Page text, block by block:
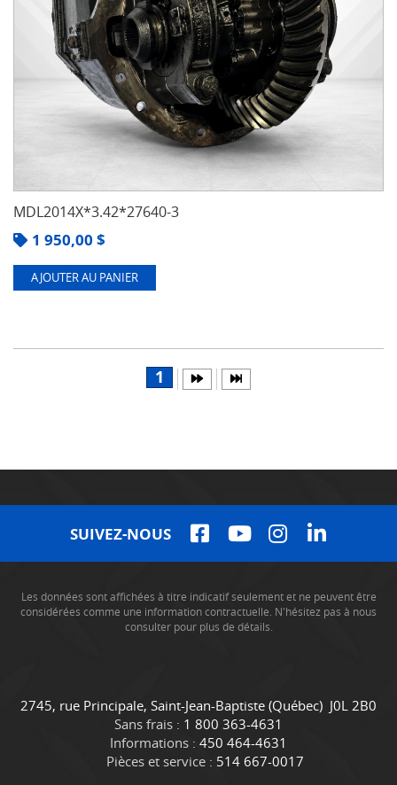
MDL2014X*3.42*27640-3
1 950,00 $
AJOUTER AU PANIER
1
SUIVEZ-NOUS
Les données sont affichées à titre indicatif seulement et ne peuvent être
considérées comme une information contractuelle. N'hésitez pas à nous
consulter pour plus de détails.
C
o
n
t
C
a
m
i
2745, rue Principale, Saint-Jean-Baptiste (Québec) J0L 2B0
Sans frais : 1 800 363-4631
Informations : 450 464-4631
Pièces et service : 514 667-0017